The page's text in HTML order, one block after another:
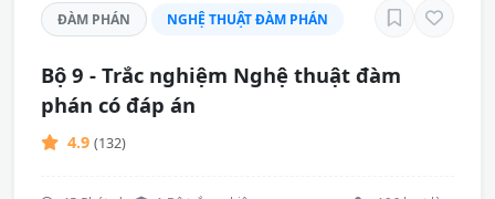
ĐÀM PHÁN NGHỆ THUẬT ĐÀM PHÁN
Bộ 9 - Trắc nghiệm Nghệ thuật đàm
phán có đáp án
4.9 (132)